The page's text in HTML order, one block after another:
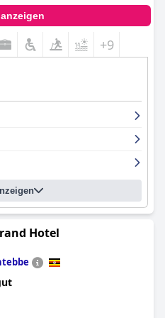
+9
Hotel